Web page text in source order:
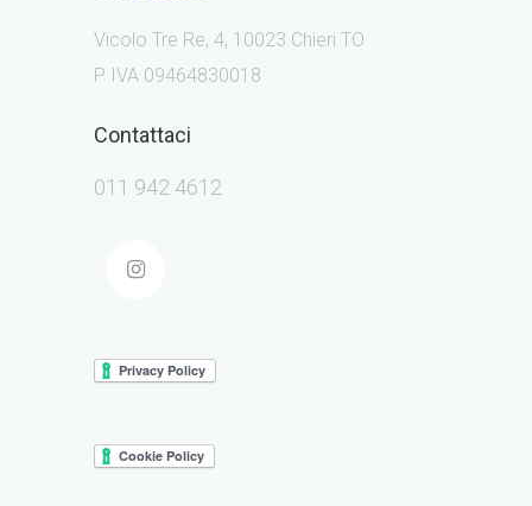
Vicolo Tre Re, 4, 10023 Chieri TO
P IVA 09464830018
Contattaci
011 942 4612